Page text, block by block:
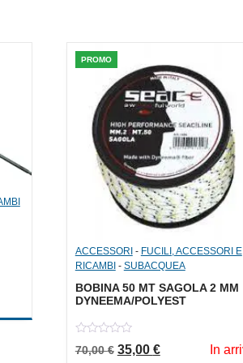
13,00 €.
è: 6,50 €.
PROMO
ACCESSORI- FUCILI, ACCESSORI E
RICAMBI- SUBACQUEA
BOBINA 50 MT SAGOLA 2 MM
DYNEEMA/POLYEST
out
70,00€ Il prezzo originale
35,00 €Il prezzo In